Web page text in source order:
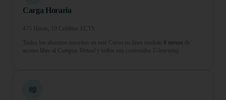
Carga Horaria
475 Horas, 19 Créditos ECTS
Todos los alumnos inscritos en este Curso en línea tendrán 6 meses de
acceso libre al Campus Virtual y todos sus contenidos E-learning.